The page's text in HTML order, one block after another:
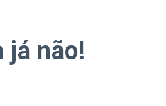
já não!